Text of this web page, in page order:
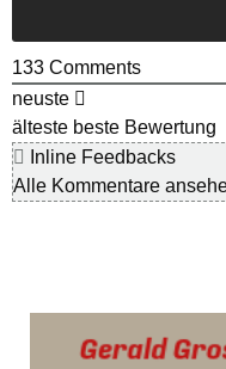
133 Comments
neuste
älteste beste Bewertung
Inline Feedbacks
Alle Kommentare